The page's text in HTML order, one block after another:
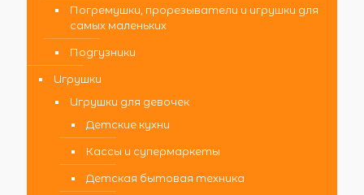
Погремушки, прорезыватели и игрушки для
самых маленьких
Подгузники
Игрушки
Игрушки для девочек
Детские кухни
Кассы и супермаркеты
Детская бытовая техника